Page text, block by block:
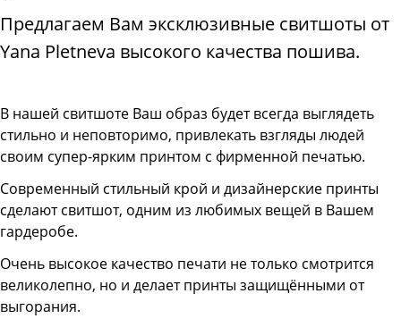
Предлагаем Вам эксклюзивные свитшоты от
Yana Pletneva высокого качества пошива.
В нашей свитшоте Ваш образ будет всегда выглядеть
стильно и неповторимо, привлекать взгляды людей
своим супер-ярким принтом с фирменной печатью.
Современный стильный крой и дизайнерские принты
сделают свитшот, одним из любимых вещей в Вашем
гардеробе.
Очень высокое качество печати не только смотрится
великолепно, но и делает принты защищёнными от
выгорания.